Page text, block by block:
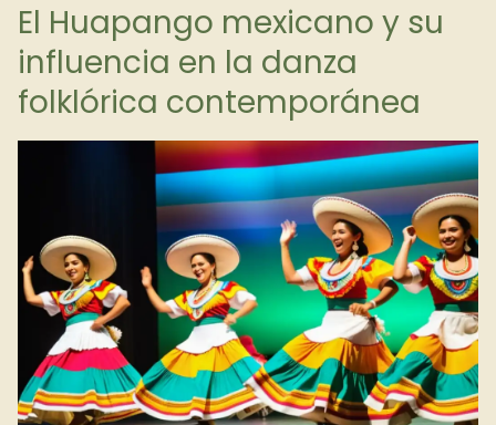
El Huapango mexicano y su
influencia en la danza
folklórica contemporánea